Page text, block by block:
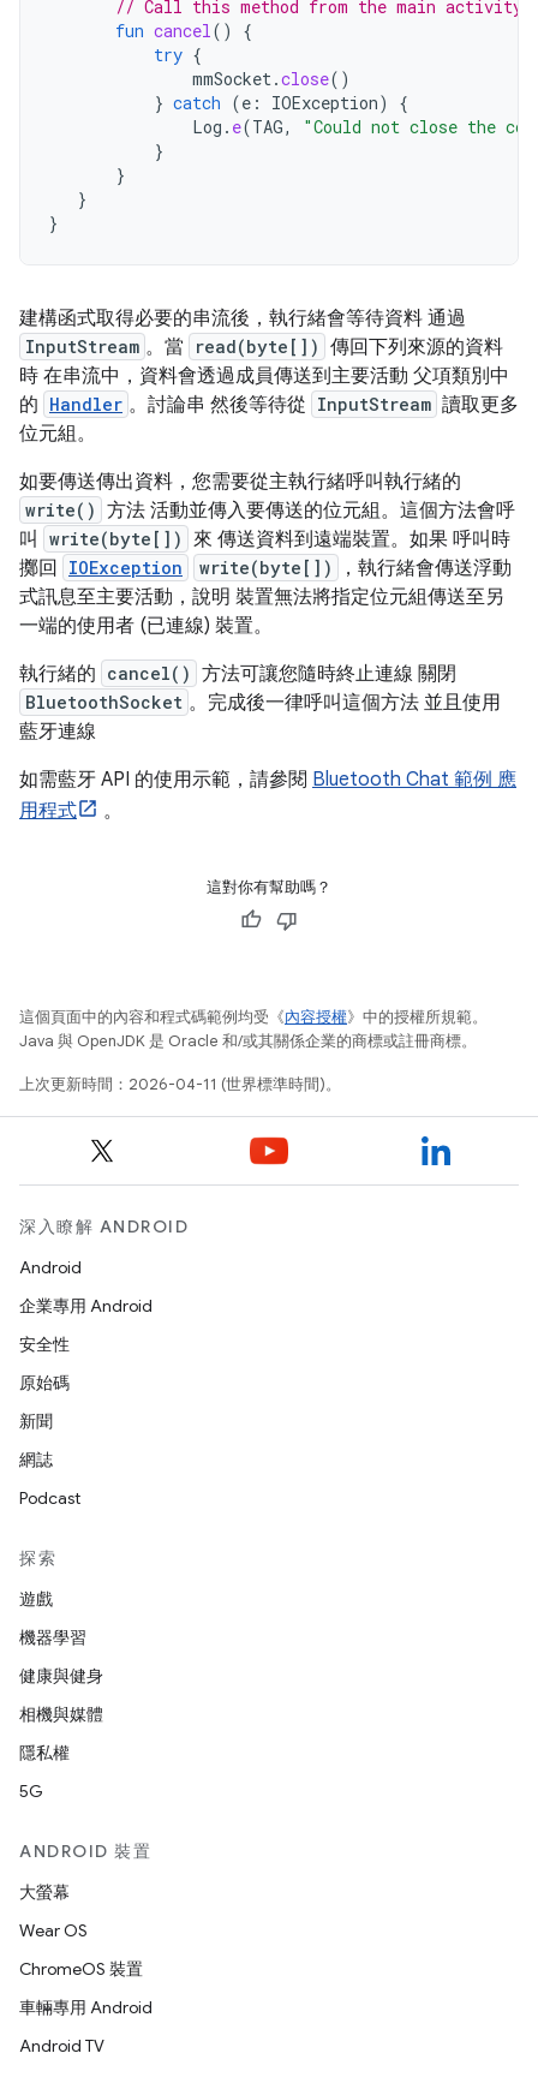
// Call this method from the main activity
fun cancel()
{
try {
mmSocket.close()
} catch (e : IOException)
{
Log . e(TAG,
"Could not close the
}
}
}
}
建構函式取得必要的串流後，執行緒會等待資料 通過
InputStream 。當 read(byte[]) 傳回下列來源的資料
時 在串流中，資料會透過成員傳送到主要活動 父項類別中
的 Handler 。討論串 然後等待從 InputStream 讀取更多
位元組。
如要傳送傳出資料，您需要從主執行緒呼叫執行緒的
write() 方法 活動並傳入要傳送的位元組。這個方法會呼
叫
write(byte[]) 來 傳送資料到遠端裝置。如果 呼叫時
擲回
IOException write(byte[])
，執行緒會傳送浮動
式訊息至主要活動，說明 裝置無法將指定位元組傳送至另
一端的使用者 (已連線) 裝置。
執行緒的 cancel() 方法可讓您隨時終止連線 關閉
BluetoothSocket 。完成後一律呼叫這個方法 並且使用
藍牙連線
如需藍牙 API 的使用示範，請參閱 Bluetooth Chat 範例 應
用程式
。
這對你有幫助嗎？
這個頁面中的內容和程式碼範例均受《內容授權》中的授權所規範。
Java 與 OpenJDK 是 Oracle 和/或其關係企業的商標或註冊商標。
上次更新時間：2026-04-11 (世界標準時間)。
深入瞭解 ANDROID
Android
企業專用 Android
安全性
原始碼
新聞
網誌
Podcast
探索
遊戲
機器學習
健康與健身
相機與媒體
隱私權
5G
ANDROID 裝置
大螢幕
Wear OS
ChromeOS 裝置
車輛專用 Android
Android TV